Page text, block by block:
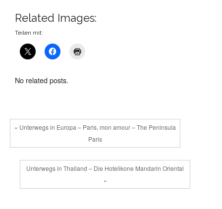
Related Images:
Teilen mit:
No related posts.
« Unterwegs in Europa – Paris, mon amour – The Peninsula
Paris
Unterwegs in Thailand – Die Hotelikone Mandarin Oriental
»